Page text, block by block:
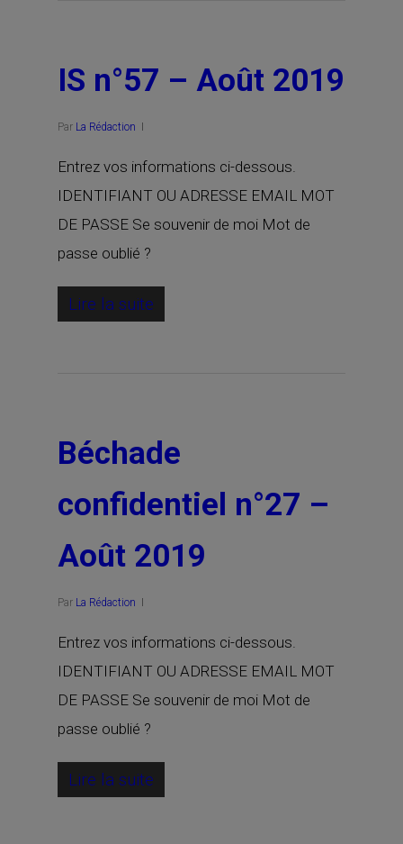
IS n°57 – Août 2019
Par La Rédaction
Entrez vos informations ci-dessous.
IDENTIFIANT OU ADRESSE EMAIL MOT
DE PASSE Se souvenir de moi Mot de
passe oublié ?
Lire la suite
Béchade
confidentiel n°27 –
Août 2019
Par La Rédaction
Entrez vos informations ci-dessous.
IDENTIFIANT OU ADRESSE EMAIL MOT
DE PASSE Se souvenir de moi Mot de
passe oublié ?
Lire la suite